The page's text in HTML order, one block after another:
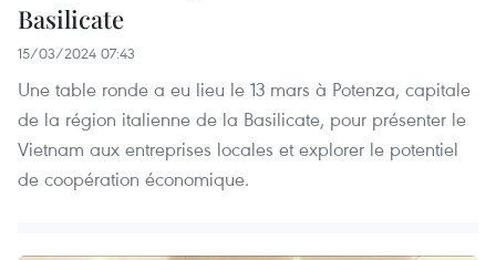
Basilicate
15/03/2024 07:43
Une table ronde a eu lieu le 13 mars à Potenza, capitale
de la région italienne de la Basilicate, pour présenter le
Vietnam aux entreprises locales et explorer le potentiel
de coopération économique.